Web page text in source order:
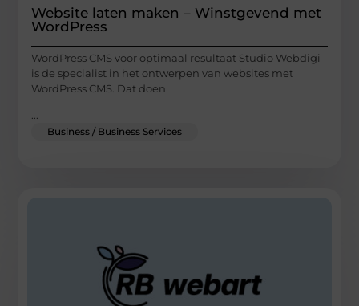
Website laten maken – Winstgevend met
WordPress
WordPress CMS voor optimaal resultaat Studio Webdigi
is de specialist in het ontwerpen van websites met
WordPress CMS. Dat doen
...
Business / Business Services